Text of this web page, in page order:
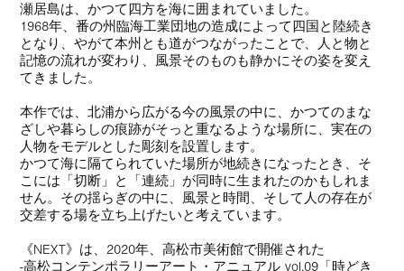
瀬居島は、かつて四方を海に囲まれていました。
1968年、番の州臨海工業団地の造成によって四国と陸続き
となり、やがて本州とも道がつながったことで、人と物と
記憶の流れが変わり、風景そのものも静かにその姿を変え
てきました。
本作では、北浦から広がる今の風景の中に、かつてのまな
ざしや暮らしの痕跡がそっと重なるような場所に、実在の
人物をモデルとした彫刻を設置します。
かつて海に隔てられていた場所が地続きになったとき、そ
こには「切断」と「連続」が同時に生まれたのかもしれま
せん。その揺らぎの中に、風景と時間、そして人の存在が
交差する場を立ち上げたいと考えています。
《NEXT》は、2020年、高松市美術館で開催された
-高松コンテンポラリーアート・アニュアル vol.09「時どき